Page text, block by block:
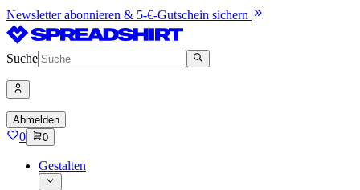
Newsletter abonnieren & 5-€-Gutschein sichern
Suche
Abmelden
0 0
Gestalten